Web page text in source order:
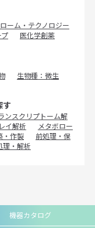
ーム・テクノロジー
医化学創薬
生物種：微生
す
ンスクリプトーム解
イ解析
メタボロー
・作製
前処理・保
理・解析
機器カタログ